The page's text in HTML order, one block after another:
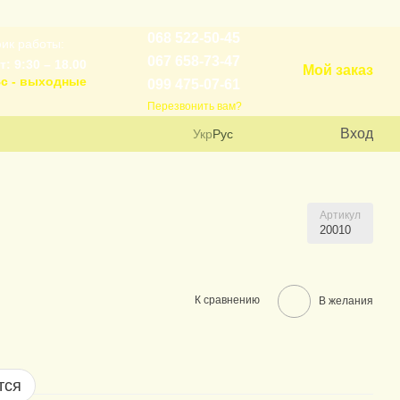
работы:
9:30 – 18.00
- выходные
068 522-50-45
067 658-73-47
099 475-07-61
Перезвонить вам?
Мой заказ
УкрРус Вход
Артикул
20010
К сравнению В желания